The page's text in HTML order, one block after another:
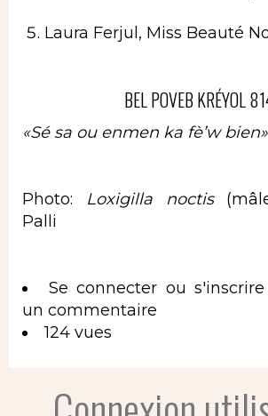
Laura Ferjul, Miss Beauté
BEL POVEB KRÉYOL
«Sé sa ou enmen ka fè’w bien»
Photo: Loxigilla noctis
Palli
Se connecter ou s'inscrire
un commentaire
124 vues